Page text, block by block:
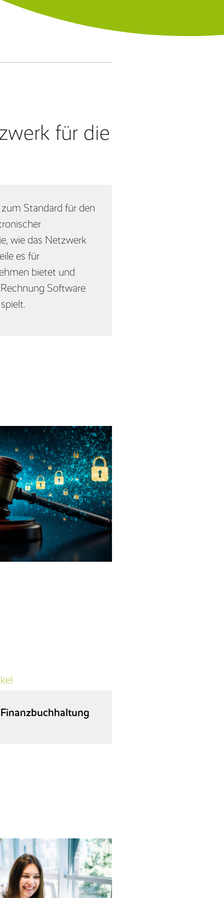
basiertes Reporting
Workflow
für die
Standard für den
wie das Netzwerk
es für
bietet und
Software